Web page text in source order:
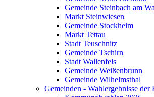
Gemeinde Steinbach am
Markt Steinwiesen
Gemeinde Stockheim
Markt Tettau
Stadt Teuschnitz
Gemeinde Tschirn
Stadt Wallenfels
Gemeinde Weißenbrunn
Gemeinde Wilhelmsthal
Gemeinden - Wahlergebnisse